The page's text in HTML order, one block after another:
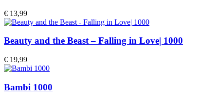
€ 13,99
Beauty and the Beast – Falling in Love| 1000
€ 19,99
Bambi 1000